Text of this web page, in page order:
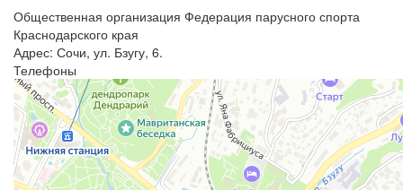
Общественная организация Федерация парусного спорта
Краснодарского края
Адрес: Сочи, ул. Бзугу, 6.
Телефоны